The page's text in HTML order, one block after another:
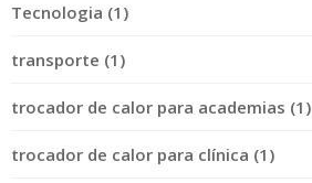
Tecnologia (1)
transporte (1)
trocador de calor para academias (1)
trocador de calor para clínica (1)